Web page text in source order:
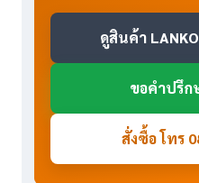
ดูสินค้า
ขอคำปรึก
สั่งซื้อ โทร